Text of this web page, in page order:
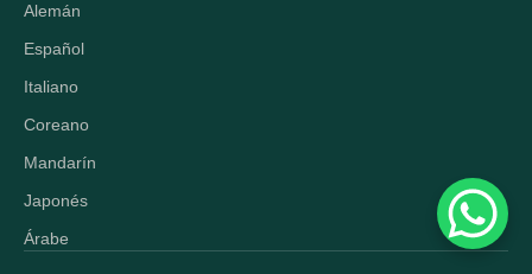
Alemán
Español
Italiano
Coreano
Mandarín
Japonés
Árabe